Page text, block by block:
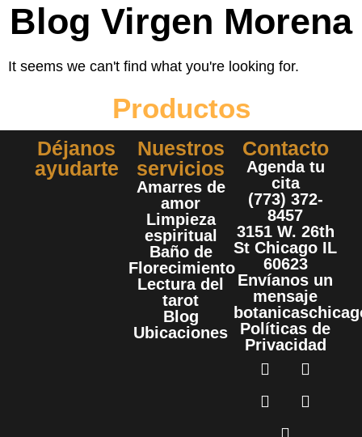
Blog Virgen Morena
It seems we can't find what you're looking for.
Productos
Déjanos
ayudarte
Nuestros
servicios
Amarres de
amor
Limpieza
espiritual
Baño de
Florecimiento
Lectura del
tarot
Blog
Ubicaciones
Contacto
Agenda tu
cita
(773) 372-
8457
3151 W. 26th
St Chicago IL
60623
Envíanos un
mensaje
Políticas de
Privacidad